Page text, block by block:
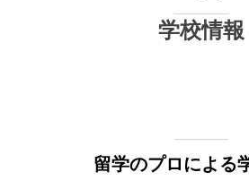
学校情報
留学のプロによる